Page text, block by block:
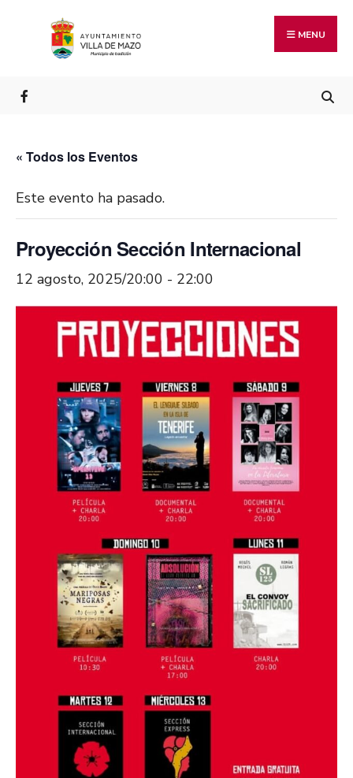
MENU
« Todos los Eventos
Este evento ha pasado.
Proyección Sección Internacional
12 agosto, 2025/20:00 - 22:00